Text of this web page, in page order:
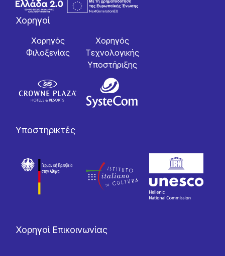
Χορηγοί
Χορηγός
Φιλοξενίας
Χορηγός
Tεχνολογικής
Yποστήριξης
Υποστηρικτές
Χορηγοί Επικοινωνίας